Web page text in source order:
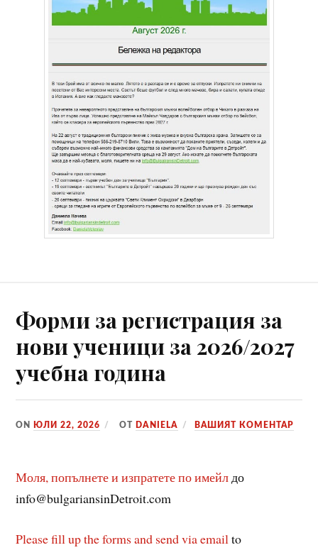
Форми за регистрaция за
нови ученици за 2026/2027
учебна година
ON ЮЛИ 22, 2026 ОТ DANIELA ВАШИЯТ КОМЕНТАР
Моля, попълнете и изпратете по имейлдо
info@bulgariansinDetroit.com
Please fill up the forms and send via emailto